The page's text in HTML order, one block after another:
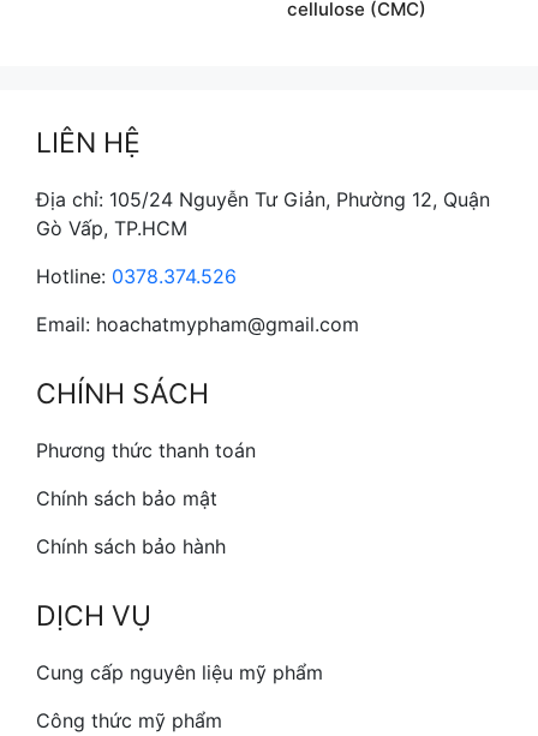
cellulose (CMC)
LIÊN HỆ
Địa chỉ: 105/24 Nguyễn Tư Giản, Phường 12, Quận
Gò Vấp, TP.HCM
Hotline: 0378.374.526
Email: hoachatmypham@gmail.com
CHÍNH SÁCH
Phương thức thanh toán
Chính sách bảo mật
Chính sách bảo hành
DỊCH VỤ
Cung cấp nguyên liệu mỹ phẩm
Công thức mỹ phẩm